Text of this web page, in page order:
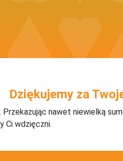
Dziękujemy za
nawet niewielką
Ci wdzięczni.